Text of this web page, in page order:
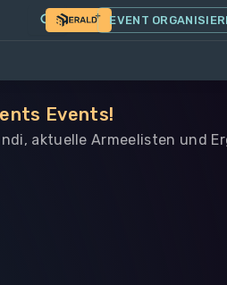
EVENT
Events!
aktuelle Armeelisten und